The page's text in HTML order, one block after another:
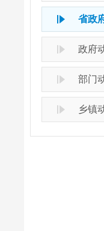
省政
政府
部门
乡镇